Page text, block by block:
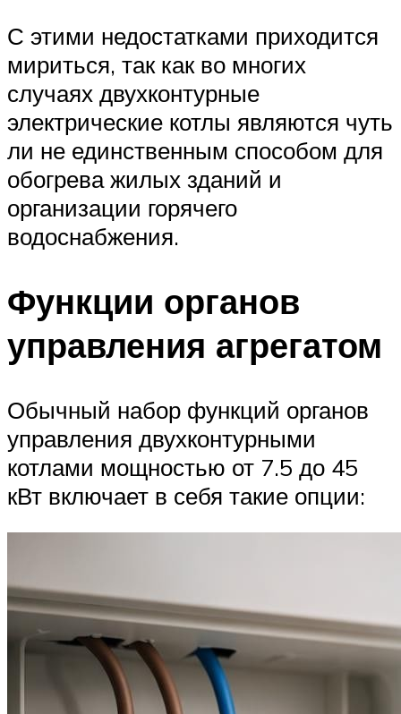
С этими недостатками приходится
мириться, так как во многих
случаях двухконтурные
электрические котлы являются чуть
ли не единственным способом для
обогрева жилых зданий и
организации горячего
водоснабжения.
Функции органов
управления агрегатом
Обычный набор функций органов
управления двухконтурными
котлами мощностью от 7.5 до 45
кВт включает в себя такие опции: